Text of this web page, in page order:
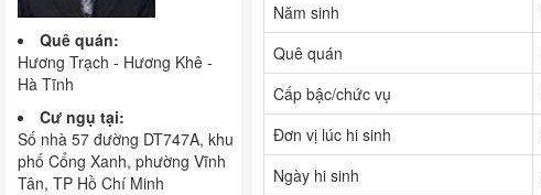
Năm sinh
Quê quán
Cấp bậc/chức vụ
Đơn vị lúc hi sinh
Ngày hi sinh
Quê quán:
Hương Trạch - Hương Khê -
Hà Tĩnh
Cư ngụ tại:
Số nhà 57 đường DT747A, khu
phố Cổng Xanh, phường Vĩnh
Tân, TP Hồ Chí Minh